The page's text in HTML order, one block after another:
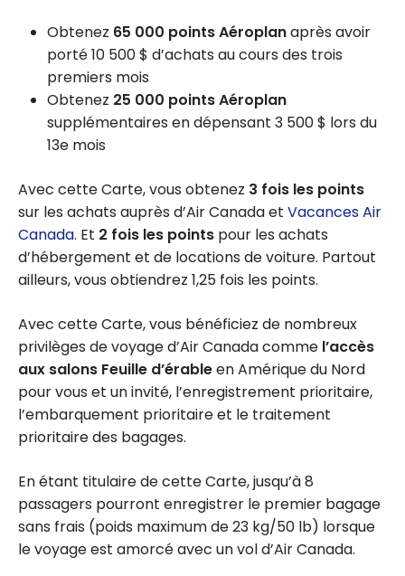
Obtenez 65 000 points Aéroplanaprès avoir
porté 10 500 $ d’achats au cours des trois
premiers mois
Obtenez 25 000 points Aéroplan
supplémentaires en dépensant 3 500 $ lors du
13e mois
Avec cette Carte, vous obtenez 3 fois les points
sur les achats auprès d’Air Canada et Vacances Air
Canada. Et 2 fois les points pour les achats
d’hébergement et de locations de voiture. Partout
ailleurs, vous obtiendrez 1,25 fois les points.
Avec cette Carte, vous bénéficiez de nombreux
privilèges de voyage d’Air Canada comme l’accès
aux salons Feuille d’érableen Amérique du Nord
pour vous et un invité, l’enregistrement prioritaire,
l’embarquement prioritaire et le traitement
prioritaire des bagages.
En étant titulaire de cette Carte, jusqu’à 8
passagers pourront enregistrer le premier bagage
sans frais (poids maximum de 23 kg/50 lb) lorsque
le voyage est amorcé avec un vol d’Air Canada.